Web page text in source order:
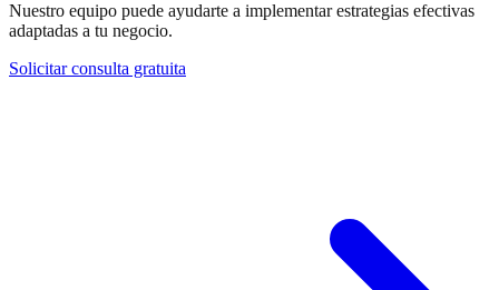
Nuestro equipo puede ayudarte a implementar estrategias efectivas
adaptadas a tu negocio.
Solicitar consulta gratuita